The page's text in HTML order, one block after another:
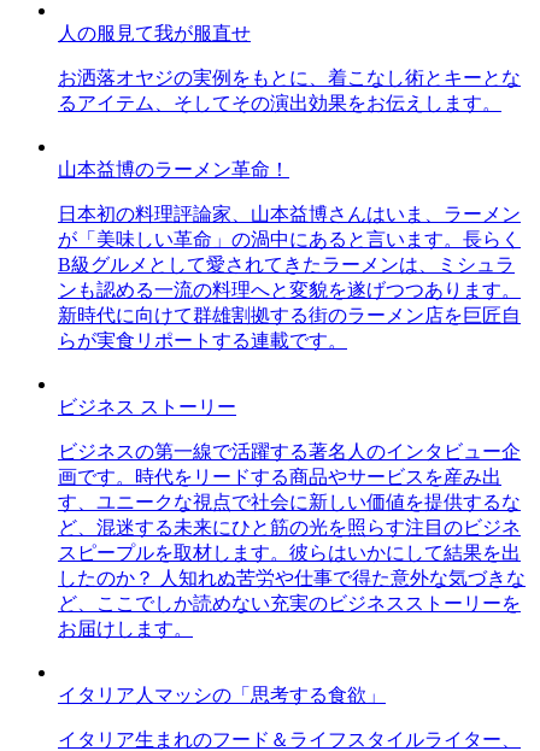
人の服見て我が服直せ
お洒落オヤジの実例をもとに、着こなし術とキーとな
るアイテム、そしてその演出効果をお伝えします。
山本益博のラーメン革命！
日本初の料理評論家、山本益博さんはいま、ラーメン
が「美味しい革命」の渦中にあると言います。長らく
B級グルメとして愛されてきたラーメンは、ミシュラ
ンも認める一流の料理へと変貌を遂げつつあります。
新時代に向けて群雄割拠する街のラーメン店を巨匠自
らが実食リポートする連載です。
ビジネス ストーリー
ビジネスの第一線で活躍する著名人のインタビュー企
画です。時代をリードする商品やサービスを産み出
す、ユニークな視点で社会に新しい価値を提供するな
ど、混迷する未来にひと筋の光を照らす注目のビジネ
スピープルを取材します。彼らはいかにして結果を出
したのか？ 人知れぬ苦労や仕事で得た意外な気づきな
ど、ここでしか読めない充実のビジネスストーリーを
お届けします。
イタリア人マッシの「思考する食欲」
イタリア生まれのフード＆ライフスタイルライター、